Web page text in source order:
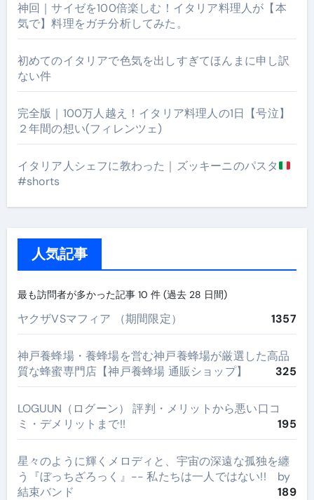
神回｜サイゼを100倍楽しむ！イタリア料理人が【本
気で】料理をガチ分析してみた。
初めてのイタリアで色気を出しすぎてほんまに申し訳
ない件
完全版｜100万人越え！イタリア料理人の1日【号泣】
２年間の想い(フィレンツェ)
イタリア人シェフに教わった｜ズッキーニのパスタ
#shorts
人気記事
最も訪問者が多かった記事 10 件 (過去 28 日間)
ヤクザVSマフィア （期間限定） 1357
神戸養蜂場・養蜂場を営む神戸養蜂場が厳選した高品
質な蜂蜜専門店【神戸養蜂場 通販ショップ】
325
LOGUUN（ログーン） 評判・メリットから悪い口コ
ミ・デメリットまで!!
195
星々のように輝くメロディと、宇宙の深遠な孤独を纏
う『ぼっちざろっく』-- 私たちは一人ではない!! by
結束バンド
189